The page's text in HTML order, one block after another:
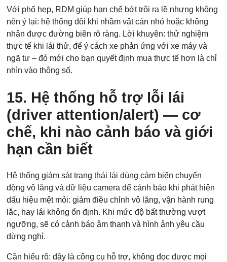
Với phố hẹp, RDM giúp hạn chế bớt trôi ra lề nhưng không
nên ỷ lại: hệ thống đôi khi nhầm vật cản nhỏ hoặc không
nhận được đường biên rõ ràng. Lời khuyên: thử nghiệm
thực tế khi lái thử, để ý cách xe phản ứng với xe máy và
ngã tư – đó mới cho bạn quyết định mua thực tế hơn là chỉ
nhìn vào thông số.
15. Hệ thống hỗ trợ lỗi lái
(driver attention/alert) — cơ
chế, khi nào cảnh báo và giới
hạn cần biết
Hệ thống giám sát trạng thái lái dùng cảm biến chuyển
động vô lăng và dữ liệu camera để cảnh báo khi phát hiện
dấu hiệu mệt mỏi: giảm điều chỉnh vô lăng, vận hành rung
lắc, hay lái không ổn định. Khi mức độ bất thường vượt
ngưỡng, sẽ có cảnh báo âm thanh và hình ảnh yêu cầu
dừng nghỉ.
Cần hiểu rõ: đây là công cụ hỗ trợ, không đọc được mọi
Loại xe muốn báo giá
Họ Tên*